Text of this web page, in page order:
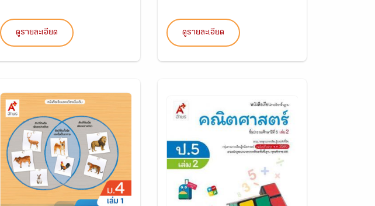
ดูรายละเอียด ดูรายละเอียด